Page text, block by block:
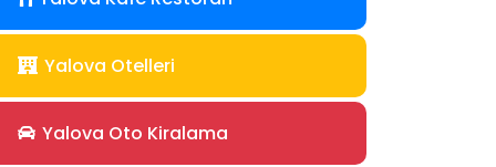
Yalova Otelleri
Yalova Oto Kiralama